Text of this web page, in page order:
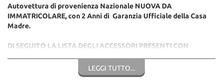
Autovettura di provenienza Nazionale NUOVA DA
IMMATRICOLARE, con 2 Anni di Garanzia Ufficiale della Casa
Madre.
DI SEGUITO LA LISTA DEGLI ACCESSORI PRESENTI CON
- Versione 2.0 TDI SPORT DSG 150CV BMT
LEGGI TUTTO...